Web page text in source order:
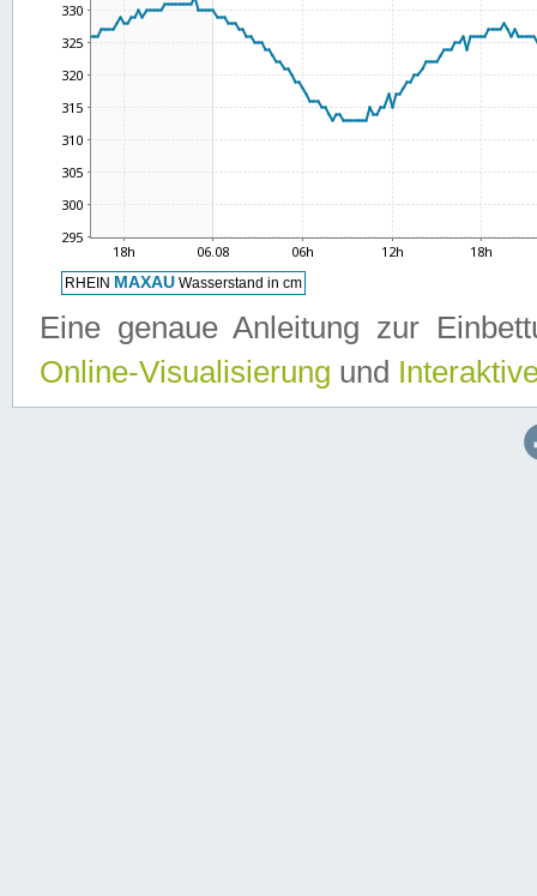
Eine genaue Anleitung zur
Online-Visualisierung und